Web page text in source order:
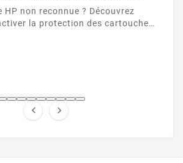
HP non reconnue ? Découvrez
la protection des cartouches
 